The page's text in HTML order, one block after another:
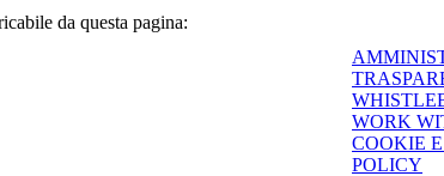
WORK
COOKIE
POLICY
da questa pagina: